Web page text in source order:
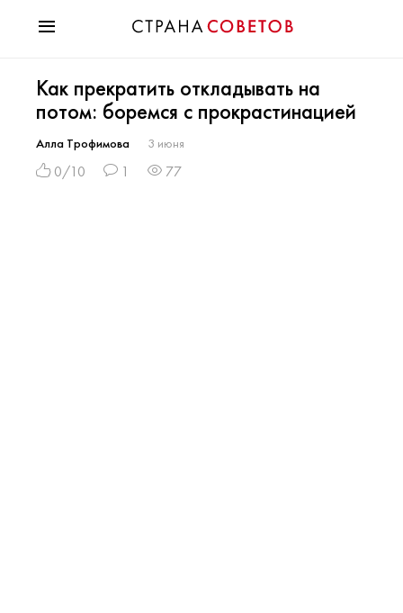
Мода
Звезды
Гороскопы
Здоровье
Как прекратить откладывать на
потом: боремся с прокрастинацией
Алла Трофимова 3 июня
0/10 1 77